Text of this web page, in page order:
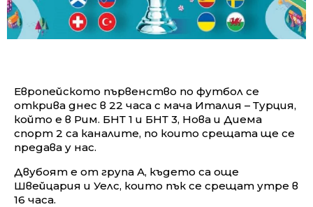
Европейското първенство по футбол се
открива днес в 22 часа с мача Италия – Турция,
който е в Рим. БНТ 1 и БНТ 3, Нова и Диема
спорт 2 са каналите, по които срещата ще се
предава у нас.
Двубоят е от група А, където са още
Швейцария и Уелс, които пък се срещат утре в
16 часа.